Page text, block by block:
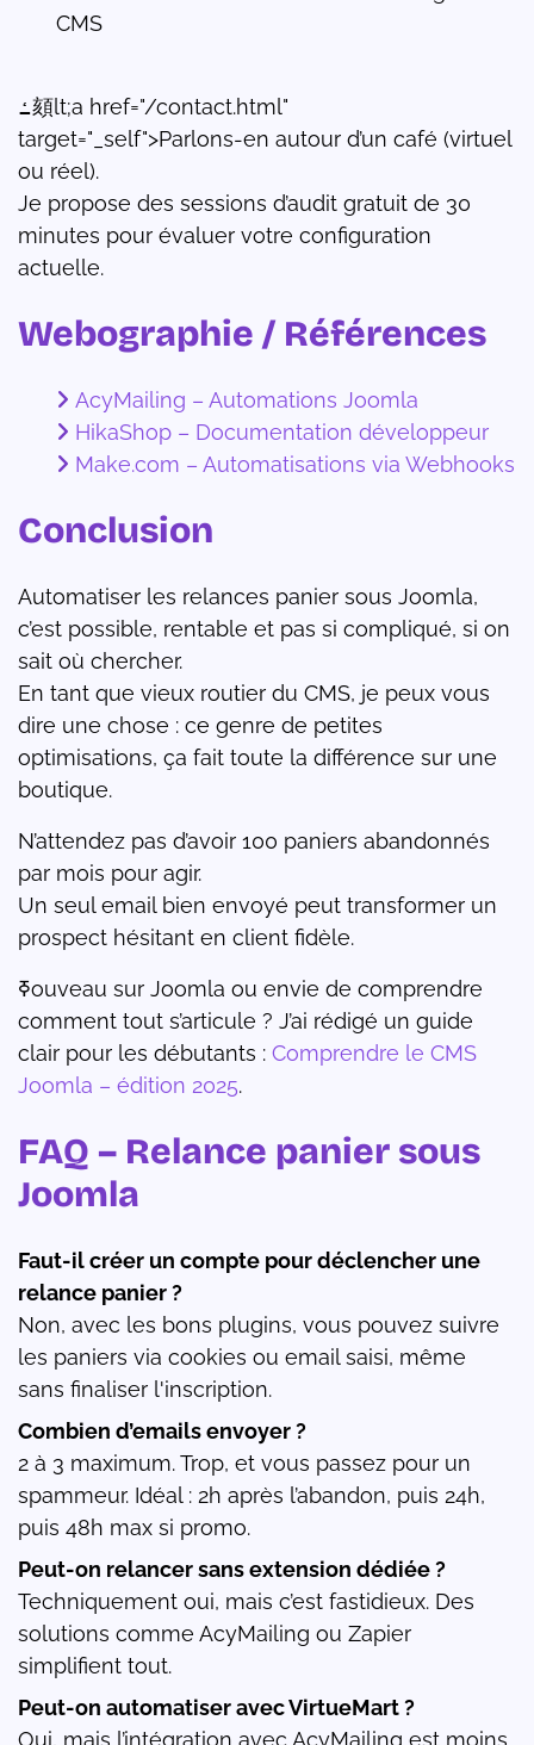
CMS
ߑ頦lt;a href="/contact.html"
target="_self">Parlons-en autour d’un café (virtuel
ou réel).
Je propose des sessions d’audit gratuit de 30
minutes pour évaluer votre configuration
actuelle.
Webographie / Références
AcyMailing – Automations Joomla
HikaShop – Documentation développeur
Make.com – Automatisations via Webhooks
Conclusion
Automatiser les relances panier sous Joomla,
c’est possible, rentable et pas si compliqué, si on
sait où chercher.
En tant que vieux routier du CMS, je peux vous
dire une chose : ce genre de petites
optimisations, ça fait toute la différence sur une
boutique.
N’attendez pas d’avoir 100 paniers abandonnés
par mois pour agir.
Un seul email bien envoyé peut transformer un
prospect hésitant en client fidèle.
ߧ᠎ouveau sur Joomla ou envie de comprendre
comment tout s’articule ? J’ai rédigé un guide
clair pour les débutants : Comprendre le CMS
Joomla – édition 2025.
FAQ – Relance panier sous
Joomla
Faut-il créer un compte pour déclencher une
relance panier ?
Non, avec les bons plugins, vous pouvez suivre
les paniers via cookies ou email saisi, même
sans finaliser l'inscription.
Combien d’emails envoyer ?
2 à 3 maximum. Trop, et vous passez pour un
spammeur. Idéal : 2h après l’abandon, puis 24h,
puis 48h max si promo.
Peut-on relancer sans extension dédiée ?
Techniquement oui, mais c’est fastidieux. Des
solutions comme AcyMailing ou Zapier
simplifient tout.
Peut-on automatiser avec VirtueMart ?
Oui, mais l’intégration avec AcyMailing est moins